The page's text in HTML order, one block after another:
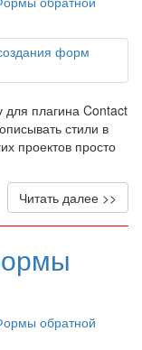
для плагина Contact
стили в
проектов просто
Читать далее >>
обратной